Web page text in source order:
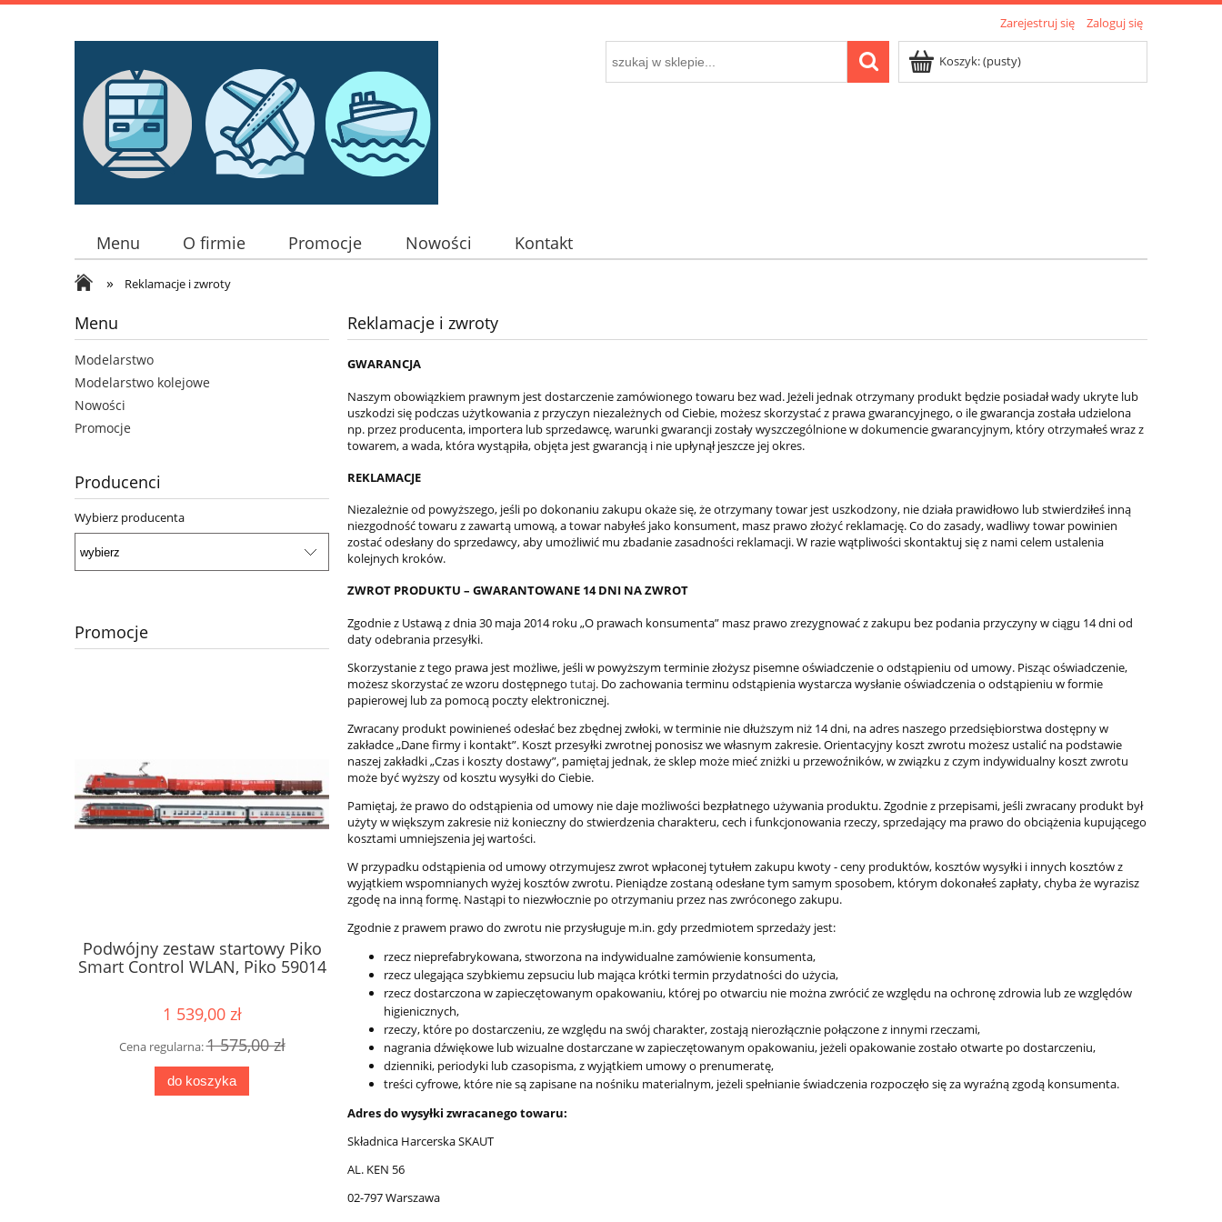
Zarejestruj się Zaloguj się
Koszyk:(pusty)
Menu O firmie Promocje Nowości Kontakt
» Reklamacje i zwroty
Menu
Modelarstwo
Modelarstwo kolejowe
Nowości
Promocje
Producenci
Wybierz producenta
Promocje
Podwójny zestaw startowy Piko
Smart Control WLAN, Piko 59014
1 539,00 zł
Cena regularna:1 575,00 zł
do koszyka
Lokomotywa elektryczna EU44-
003 PKP Intercity, Piko 21615
814,90 zł
Cena regularna:855,00 zł
do koszyka
Elektryczny zespół trakcyjny
EN57-1022 Przewozy regionalne
z dźwiękiem, Piko 51457
Cena regularna:2 425,00 zł
do koszyka
Cena regularna:138,00 zł
do koszyka
Reklamacje i zwroty
GWARANCJA
Naszym obowiązkiem prawnym jest dostarczenie zamówionego towaru bez wad. Jeżeli jednak otrzymany produkt będzie posiadał wady ukryte lub
uszkodzi się podczas użytkowania z przyczyn niezależnych od Ciebie, możesz skorzystać z prawa gwarancyjnego, o ile gwarancja została udzielona
np. przez producenta, importera lub sprzedawcę, warunki gwarancji zostały wyszczególnione w dokumencie gwarancyjnym, który otrzymałeś wraz z
towarem, a wada, która wystąpiła, objęta jest gwarancją i nie upłynął jeszcze jej okres.
REKLAMACJE
Niezależnie od powyższego, jeśli po dokonaniu zakupu okaże się, że otrzymany towar jest uszkodzony, nie działa prawidłowo lub stwierdziłeś inną
niezgodność towaru z zawartą umową, a towar nabyłeś jako konsument, masz prawo złożyć reklamację. Co do zasady, wadliwy towar powinien
zostać odesłany do sprzedawcy, aby umożliwić mu zbadanie zasadności reklamacji. W razie wątpliwości skontaktuj się z nami celem ustalenia
kolejnych kroków.
ZWROT PRODUKTU – GWARANTOWANE 14 DNI NA ZWROT
Zgodnie z Ustawą z dnia 30 maja 2014 roku „O prawach konsumenta” masz prawo zrezygnować z zakupu bez podania przyczyny w ciągu 14 dni od
daty odebrania przesyłki.
Skorzystanie z tego prawa jest możliwe, jeśli w powyższym terminie złożysz pisemne oświadczenie o odstąpieniu od umowy. Pisząc oświadczenie,
możesz skorzystać ze wzoru dostępnego tutaj. Do zachowania terminu odstąpienia wystarcza wysłanie oświadczenia o odstąpieniu w formie
papierowej lub za pomocą poczty elektronicznej.
Zwracany produkt powinieneś odesłać bez zbędnej zwłoki, w terminie nie dłuższym niż 14 dni, na adres naszego przedsiębiorstwa dostępny w
zakładce „Dane firmy i kontakt”. Koszt przesyłki zwrotnej ponosisz we własnym zakresie. Orientacyjny koszt zwrotu możesz ustalić na podstawie
naszej zakładki „Czas i koszty dostawy”, pamiętaj jednak, że sklep może mieć zniżki u przewoźników, w związku z czym indywidualny koszt zwrotu
może być wyższy od kosztu wysyłki do Ciebie.
Pamiętaj, że prawo do odstąpienia od umowy nie daje możliwości bezpłatnego używania produktu. Zgodnie z przepisami, jeśli zwracany produkt był
użyty w większym zakresie niż konieczny do stwierdzenia charakteru, cech i funkcjonowania rzeczy, sprzedający ma prawo do obciążenia kupującego
kosztami umniejszenia jej wartości.
W przypadku odstąpienia od umowy otrzymujesz zwrot wpłaconej tytułem zakupu kwoty - ceny produktów, kosztów wysyłki i innych kosztów z
wyjątkiem wspomnianych wyżej kosztów zwrotu. Pieniądze zostaną odesłane tym samym sposobem, którym dokonałeś zapłaty, chyba że wyrazisz
zgodę na inną formę. Nastąpi to niezwłocznie po otrzymaniu przez nas zwróconego zakupu.
Zgodnie z prawem prawo do zwrotu nie przysługuje m.in. gdy przedmiotem sprzedaży jest:
rzecz nieprefabrykowana, stworzona na indywidualne zamówienie konsumenta,
rzecz ulegająca szybkiemu zepsuciu lub mająca krótki termin przydatności do użycia,
rzecz dostarczona w zapieczętowanym opakowaniu, której po otwarciu nie można zwrócić ze względu na ochronę zdrowia lub ze względów
higienicznych,
rzeczy, które po dostarczeniu, ze względu na swój charakter, zostają nierozłącznie połączone z innymi rzeczami,
nagrania dźwiękowe lub wizualne dostarczane w zapieczętowanym opakowaniu, jeżeli opakowanie zostało otwarte po dostarczeniu,
dzienniki, periodyki lub czasopisma, z wyjątkiem umowy o prenumeratę,
treści cyfrowe, które nie są zapisane na nośniku materialnym, jeżeli spełnianie świadczenia rozpoczęło się za wyraźną zgodą konsumenta.
Adres do wysyłki zwracanego towaru:
Składnica Harcerska SKAUT
AL. KEN 56
02-797 Warszawa